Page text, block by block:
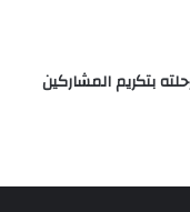
بتكريم المشاركين